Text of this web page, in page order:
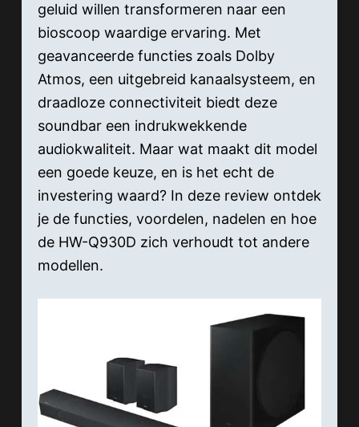
geluid willen transformeren naar een
bioscoop waardige ervaring. Met
geavanceerde functies zoals Dolby
Atmos, een uitgebreid kanaalsysteem, en
draadloze connectiviteit biedt deze
soundbar een indrukwekkende
audiokwaliteit. Maar wat maakt dit model
een goede keuze, en is het echt de
investering waard? In deze review ontdek
je de functies, voordelen, nadelen en hoe
de HW-Q930D zich verhoudt tot andere
modellen.